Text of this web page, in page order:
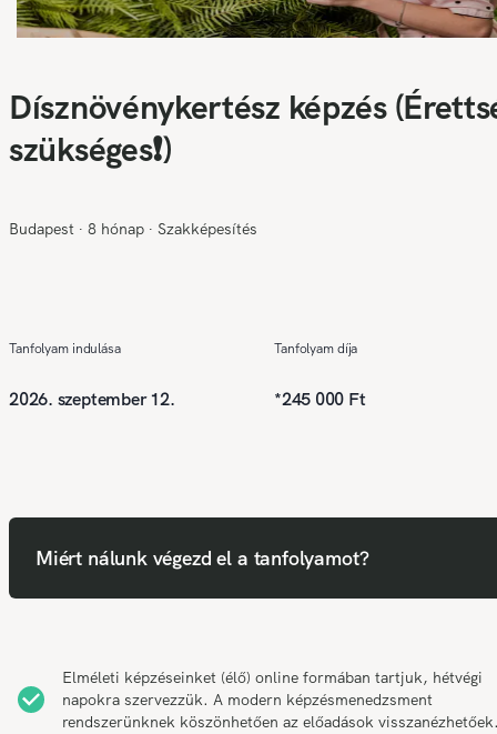
Dísznövénykertész képzés
szükséges❗)
Budapest ∙ 8 hónap ∙ Szakképesítés
Tanfolyam indulása
2026. szeptember 12.
Tanfolyam díja
*245 000 Ft
Miért nálunk végezd el a tanfolyamot?
Elméleti képzéseinket (élő) online formában tartjuk, hétvégi
napokra szervezzük. A modern képzésmenedzsment
rendszerünknek köszönhetően az előadások